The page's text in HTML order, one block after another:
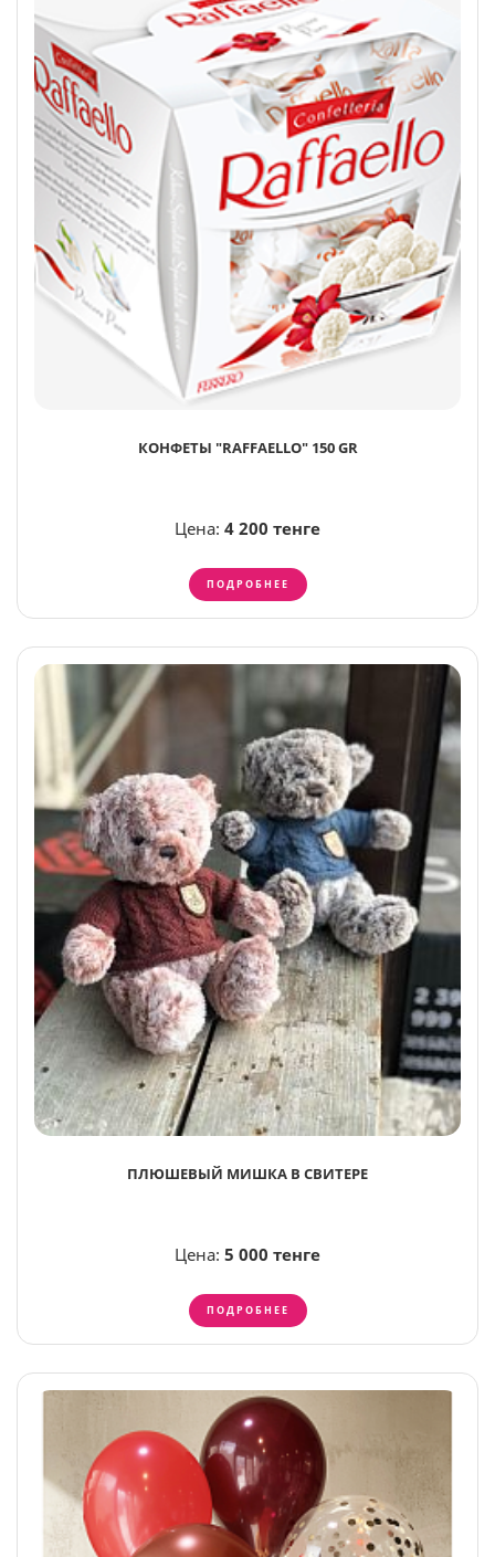
КОНФЕТЫ "RAFFAELLO" 150 GR
Цена: 4 200 тенге
ПОДРОБНЕЕ
ПЛЮШЕВЫЙ МИШКА В СВИТЕРЕ
Цена: 5 000 тенге
ПОДРОБНЕЕ